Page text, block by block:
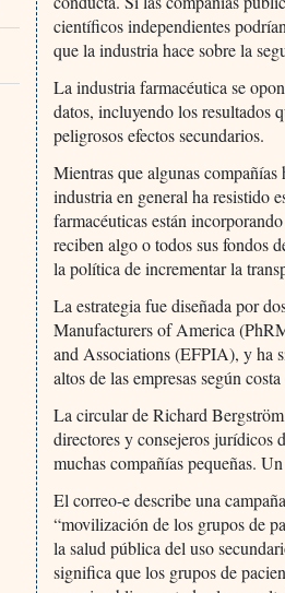
científicos independientes
que la industria hace sobre la
La industria farmacéutica se
datos, incluyendo los resultados
peligrosos efectos secundarios.
Mientras que algunas
industria en general ha resistido
farmacéuticas están
reciben algo o todos sus fondos
la política de incrementar la
La estrategia fue diseñada por
Manufacturers of America
and Associations (EFPIA), y ha
altos de las empresas según
La circular de Richard
directores y consejeros
muchas compañías pequeñas.
El correo-e describe una
“movilización de los grupos de
la salud pública del uso
significa que los grupos de